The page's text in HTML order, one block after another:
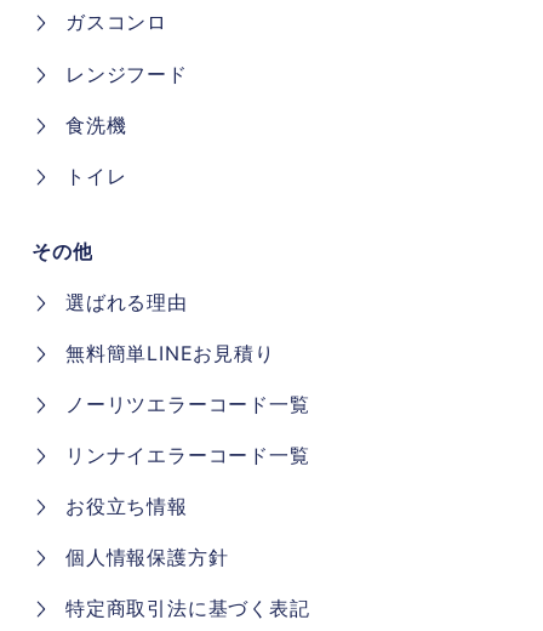
トイレ
食洗機
レンジフード
ガスコンロ
個人情報保護方針
お役立ち情報
リンナイエラーコード一覧
ノーリツエラーコード一覧
無料簡単LINEお見積り
選ばれる理由
その他
特定商取引法に基づく表記